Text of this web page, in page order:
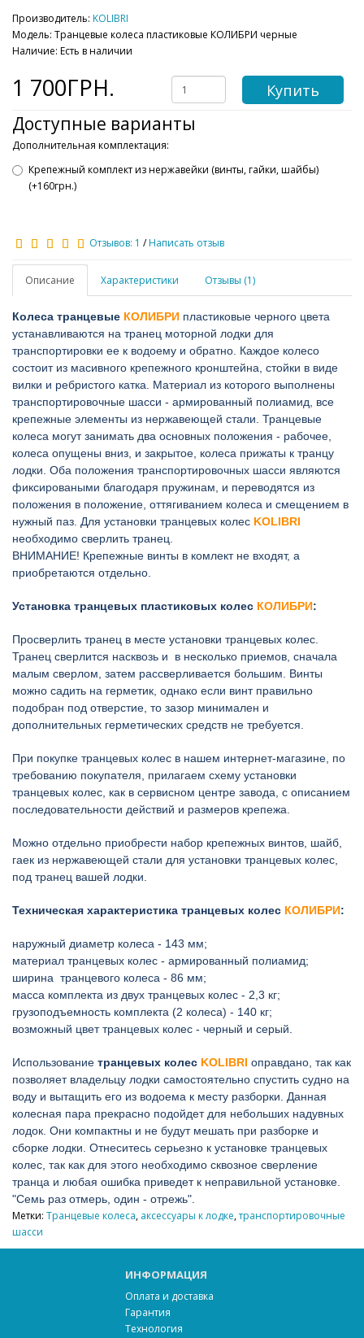
Производитель: KOLIBRI
Модель: Транцевые колеса пластиковые КОЛИБРИ черные
Наличие: Есть в наличии
1 700ГРН. Купить
Доступные варианты
Дополнительная комплектация:
Крепежный комплект из нержавейки (винты, гайки, шайбы)
(+160грн.)
Отзывов: 1 /Написать отзыв
Описание Характеристики Отзывы (1)
Колеса транцевые КОЛИБРИ пластиковые черного цвета
устанавливаются на транец моторной лодки для
транспортировки ее к водоему и обратно. Каждое колесо
состоит из масивного крепежного кронштейна, стойки в виде
вилки и ребристого катка. Материал из которого выполнены
транспортировочные шасси - армированный полиамид, все
крепежные элементы из нержавеющей стали. Транцевые
колеса могут занимать два основных положения - рабочее,
колеса опущены вниз, и закрытое, колеса прижаты к транцу
лодки. Оба положения транспортировочных шасси являются
фиксироваными благодаря пружинам, и переводятся из
положения в положение, оттягиванием колеса и смещением в
нужный паз. Для установки транцевых колес KOLIBRI
необходимо сверлить транец.
ВНИМАНИЕ! Крепежные винты в комлект не входят, а
приобретаются отдельно.
Установка транцевых пластиковых колес КОЛИБРИ:
Просверлить транец в месте установки транцевых колес.
Транец сверлится насквозь и в несколько приемов, сначала
малым сверлом, затем рассверливается большим. Винты
можно садить на герметик, однако если винт правильно
подобран под отверстие, то зазор минимален и
дополнительных герметических средств не требуется.
При покупке транцевых колес в нашем интернет-магазине, по
требованию покупателя, прилагаем схему установки
транцевых колес, как в сервисном центре завода, с описанием
последовательности действий и размеров крепежа.
Можно отдельно приобрести набор крепежных винтов, шайб,
гаек из нержавеющей стали для установки транцевых колес,
под транец вашей лодки.
Техническая характеристика транцевых колес КОЛИБРИ:
наружный диаметр колеса - 143 мм;
материал транцевых колес - армированный полиамид;
ширина транцевого колеса - 86 мм;
масса комплекта из двух транцевых колес - 2,3 кг;
грузоподъемность комплекта (2 колеса) - 140 кг;
возможный цвет транцевых колес - черный и серый.
Использование транцевых колес KOLIBRI оправдано, так как
позволяет владельцу лодки самостоятельно спустить судно на
воду и вытащить его из водоема к месту разборки. Данная
колесная пара прекрасно подойдет для небольших надувных
лодок. Они компактны и не будут мешать при разборке и
сборке лодки. Отнеситесь серьезно к установке транцевых
колес, так как для этого необходимо сквозное сверление
транца и любая ошибка приведет к неправильной установке.
"Семь раз отмерь, один - отрежь".
Метки: Транцевые колеса, аксессуары к лодке,транспортировочные
шасси
ИНФОРМАЦИЯ
Оплата и доставка
Гарантия
Технология